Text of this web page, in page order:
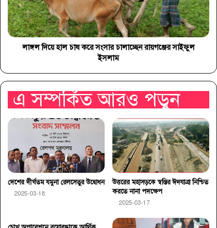
লাঙ্গল দিয়ে হাল চাষ করে সংসার চালাচ্ছেন রায়গঞ্জের সাইফুল
ইসলাম
এ সম্পর্কিত আরও পড়ুন
দেশের দীর্ঘতম যমুনা রেলসেতুর উদ্বোধন
2025-03-18
উত্তরের মহাসড়কে স্বস্তির ঈদযাত্রা নিশ্চিত
করতে নানা পদক্ষেপ
2025-03-17